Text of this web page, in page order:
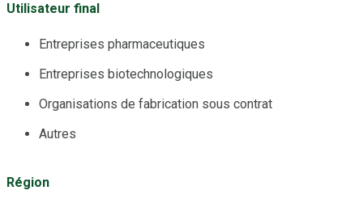
Utilisateur final
Entreprises pharmaceutiques
Entreprises biotechnologiques
Organisations de fabrication sous contrat
Autres
Région